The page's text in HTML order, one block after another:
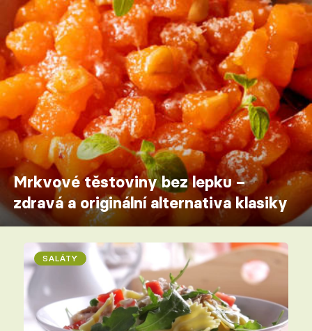
Mrkvové těstoviny bez lepku –
zdravá a originální alternativa klasiky
SALÁTY